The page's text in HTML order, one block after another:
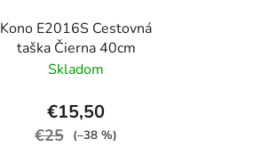
Kono E2016S Cestovná
taška Čierna 40cm
Skladom
€15,50
€25 (–38 %)